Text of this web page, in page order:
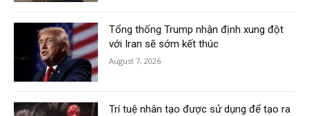
Tổng thống Trump nhận định xung đột
với Iran sẽ sớm kết thúc
August 7, 2026
Trí tuệ nhân tạo được sử dụng để tạo ra